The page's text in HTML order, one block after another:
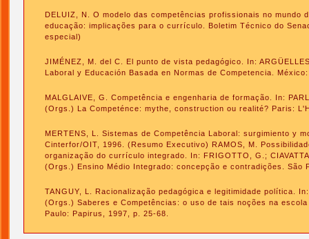
DELUIZ, N. O modelo das competências profissionais no mundo
educação: implicações para o currículo. Boletim Técnico do
especial)
JIMÉNEZ, M. del C. El punto de vista pedagógico. In:
Laboral y Educación Basada en Normas de Competencia.
MALGLAIVE, G. Competência e engenharia de formação. In:
(Orgs.) La Competénce: mythe, construction ou realité? Paris:
MERTENS, L. Sistemas de Competência Laboral: surgimiento y
Cinterfor/OIT, 1996. (Resumo Executivo) RAMOS, M.
organização do currículo integrado. In: FRIGOTTO, G.;
(Orgs.) Ensino Médio Integrado: concepção e contradições. São
TANGUY, L. Racionalização pedagógica e legitimidade política.
(Orgs.) Saberes e Competências: o uso de tais noções na
Paulo: Papirus, 1997, p. 25-68.